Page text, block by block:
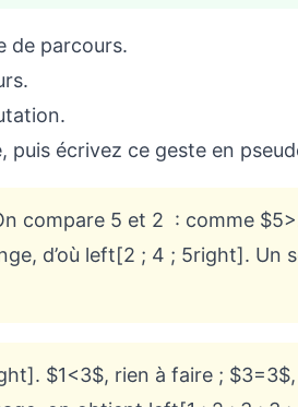
de parcours.
puis écrivez ce geste en
compare 5 et 2 : comme
d’où left[2 ; 4 ; 5right]. Un
$1<3$, rien à faire ;